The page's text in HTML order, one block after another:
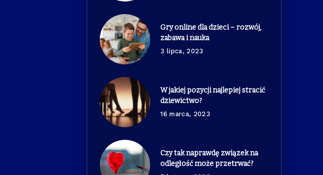
Gry online dla dzieci – rozwój,
zabawa i nauka
3 lipca, 2023
W jakiej pozycji najlepiej stracić
dziewictwo?
16 marca, 2023
Czy tak naprawdę związek na
odległość może przetrwać?